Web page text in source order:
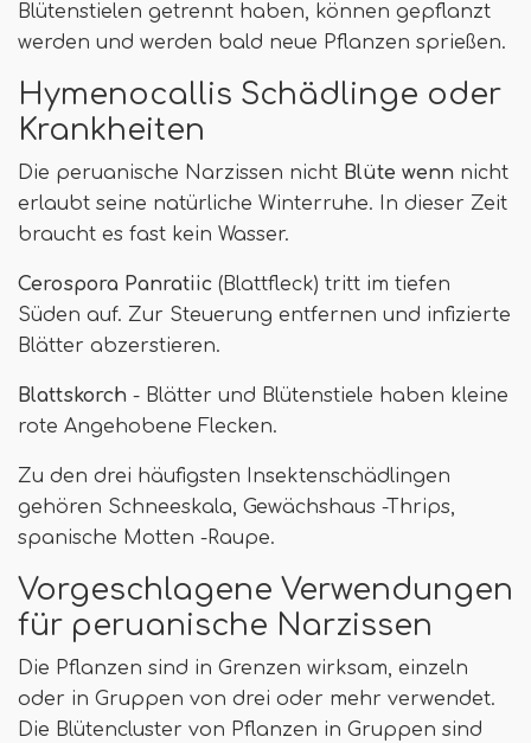
Blütenstielen getrennt haben, können gepflanzt
werden und werden bald neue Pflanzen sprießen.
Hymenocallis Schädlinge oder
Krankheiten
Die peruanische Narzissen nicht Blüte wenn nicht
erlaubt seine natürliche Winterruhe. In dieser Zeit
braucht es fast kein Wasser.
Cerospora Panratiic (Blattfleck) tritt im tiefen
Süden auf. Zur Steuerung entfernen und infizierte
Blätter abzerstieren.
Blattskorch - Blätter und Blütenstiele haben kleine
rote Angehobene Flecken.
Zu den drei häufigsten Insektenschädlingen
gehören Schneeskala, Gewächshaus -Thrips,
spanische Motten -Raupe.
Vorgeschlagene Verwendungen
für peruanische Narzissen
Die Pflanzen sind in Grenzen wirksam, einzeln
oder in Gruppen von drei oder mehr verwendet.
Die Blütencluster von Pflanzen in Gruppen sind